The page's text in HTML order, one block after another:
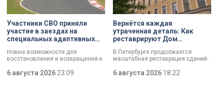
Участники СВО приняли
участие в заездах на
специальных адаптивных
Новые возможности для
восстановления и возвращения к
фонда «СВОй дом» в Петербурге
встретились с участниками
6 августа 2026 23:09
Вернётся каждая
утраченная деталь: Как
реставрируют Дом
Святого Николая на улице
Марата
В Петербурге продолжается
масштабная реставрация зданий-
губернаторской программы.
Специалисты обновляют не
6 августа 2026 18:22